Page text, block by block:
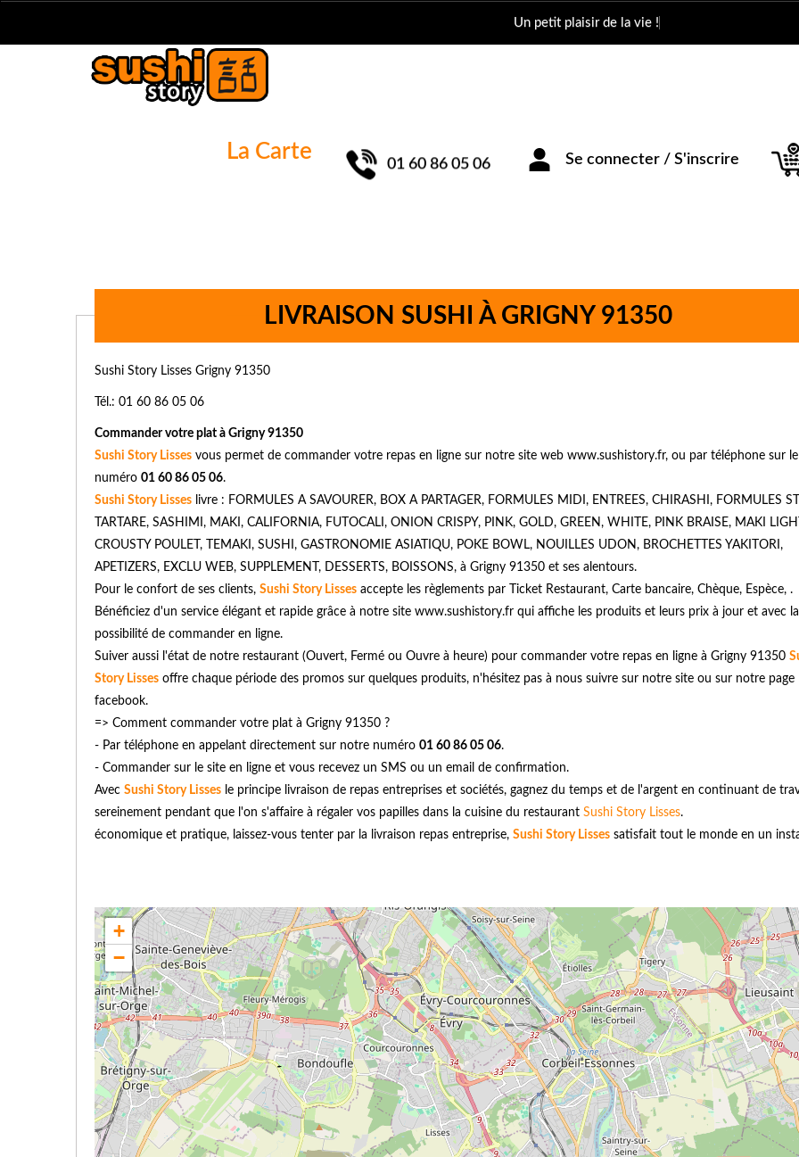
Un petit plaisir de la vie !
La Carte 01 60 86 05 06 Se connecter / S'inscrire
LIVRAISON SUSHI À GRIGNY 91350
Sushi Story Lisses Grigny 91350
Tél.: 01 60 86 05 06
Commander votre plat à Grigny 91350
Sushi Story Lisses vous permet de commander votre repas en ligne sur notre site web www.sushistory.fr, ou par téléphone sur le
numéro 01 60 86 05 06.
Sushi Story Lisses livre : FORMULES A SAVOURER, BOX A PARTAGER, FORMULES MIDI, ENTREES, CHIRASHI, FORMULES
TARTARE, SASHIMI, MAKI, CALIFORNIA, FUTOCALI, ONION CRISPY, PINK, GOLD, GREEN, WHITE, PINK BRAISE, MAKI
CROUSTY POULET, TEMAKI, SUSHI, GASTRONOMIE ASIATIQU, POKE BOWL, NOUILLES UDON, BROCHETTES YAKITORI,
APETIZERS, EXCLU WEB, SUPPLEMENT, DESSERTS, BOISSONS, à Grigny 91350 et ses alentours.
Pour le confort de ses clients, Sushi Story Lisses accepte les règlements par Ticket Restaurant, Carte bancaire, Chèque, Espèce, .
Bénéficiez d'un service élégant et rapide grâce à notre site www.sushistory.fr qui affiche les produits et leurs prix à jour et avec la
possibilité de commander en ligne.
Suiver aussi l'état de notre restaurant (Ouvert, Fermé ou Ouvre à heure) pour commander votre repas en ligne à Grigny 91350
Story Lisses offre chaque période des promos sur quelques produits, n'hésitez pas à nous suivre sur notre site ou sur notre page
facebook.
=> Comment commander votre plat à Grigny 91350 ?
- Par téléphone en appelant directement sur notre numéro 01 60 86 05 06.
- Commander sur le site en ligne et vous recevez un SMS ou un email de confirmation.
Avec Sushi Story Lisses le principe livraison de repas entreprises et sociétés, gagnez du temps et de l'argent en continuant de
sereinement pendant que l'on s'affaire à régaler vos papilles dans la cuisine du restaurant Sushi Story Lisses.
économique et pratique, laissez-vous tenter par la livraison repas entreprise, Sushi Story Lisses satisfait tout le monde en un
+
−